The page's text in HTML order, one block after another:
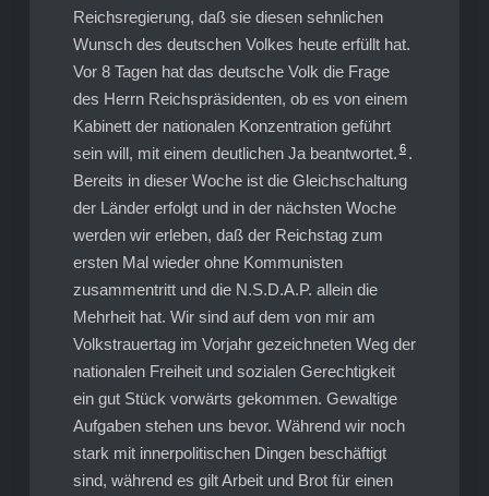
Reichsregierung, daß sie diesen sehnlichen
Wunsch des deutschen Volkes heute erfüllt hat.
Vor 8 Tagen hat das deutsche Volk die Frage
des Herrn Reichspräsidenten, ob es von einem
Kabinett der nationalen Konzentration geführt
sein will, mit einem deutlichen Ja beantwortet. 6 .
Bereits in dieser Woche ist die Gleichschaltung
der Länder erfolgt und in der nächsten Woche
werden wir erleben, daß der Reichstag zum
ersten Mal wieder ohne Kommunisten
zusammentritt und die N.S.D.A.P. allein die
Mehrheit hat. Wir sind auf dem von mir am
Volkstrauertag im Vorjahr gezeichneten Weg der
nationalen Freiheit und sozialen Gerechtigkeit
ein gut Stück vorwärts gekommen. Gewaltige
Aufgaben stehen uns bevor. Während wir noch
stark mit innerpolitischen Dingen beschäftigt
sind, während es gilt Arbeit und Brot für einen